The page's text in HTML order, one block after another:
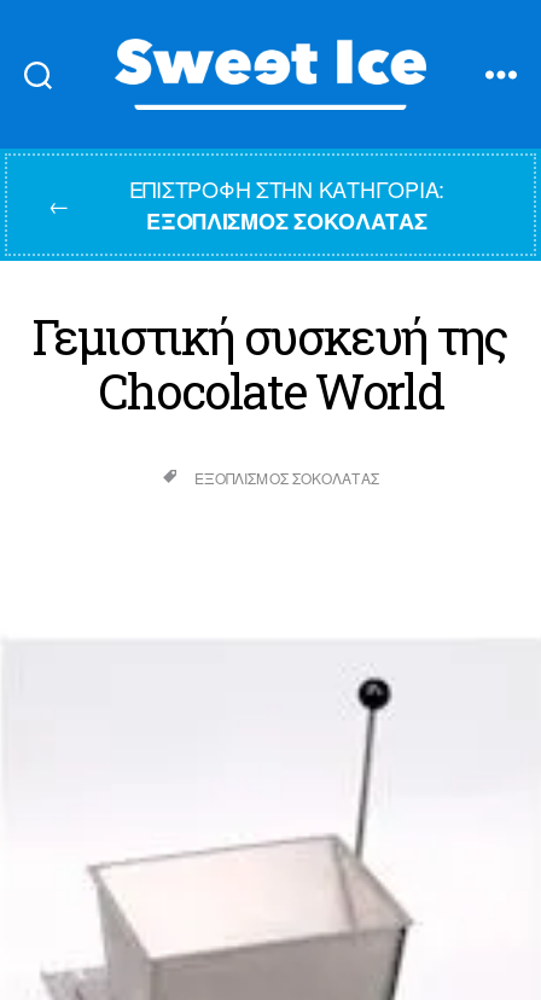
Ice
←
ΕΠΙΣΤΡΟΦΉ ΣΤΗΝ ΚΑΤΗΓΟΡΊΑ:
ΕΞΟΠΛΙΣΜΌΣ ΣΟΚΟΛΆΤΑΣ
Γεμιστική συσκευή της
Chocolate World
ΕΞΟΠΛΙΣΜΌΣ ΣΟΚΟΛΆΤΑΣ